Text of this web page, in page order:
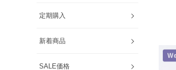
定期購入
新着商品
SALE価格